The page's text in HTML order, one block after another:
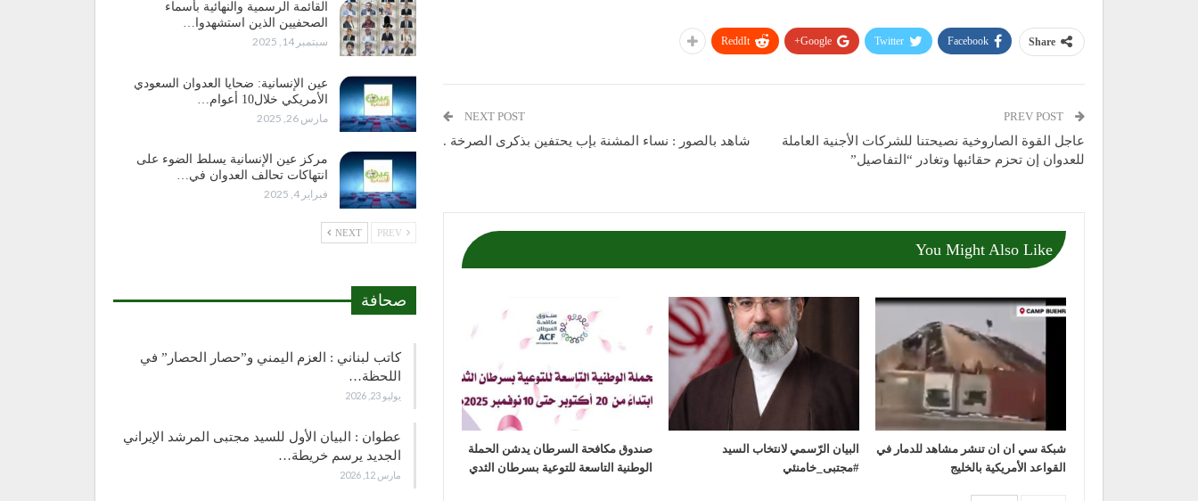
Share
Facebook
Twitter
Google+
ReddIt
عاجل القوة الصاروخية نصيحتنا للشركات الأجنية العاملة
للعدوان إن تحزم حقائبها وتغادر “التفاصيل”
NEXT POST
شاهد بالصور : نساء المشنة بإب يحتفين بذكرى الصرخة .
You Might Also Like
شبكة سي ان ان تنشر مشاهد للدمار في
القواعد الأمريكية بالخليج
‏البيان الرّسمي لانتخاب السيد
‎#مجتبى_خامنئي
صندوق مكافحة السرطان يدشن الحملة
الوطنية التاسعة للتوعية بسرطان الثدي
القائمة الرسمية والنهائية بأسماء
الصحفيين الذين استشهدوا…
سبتمبر 14, 2025
عين الإنسانية: ضحايا العدوان السعودي
الأمريكي خلال10 أعوام…
مارس 26, 2025
مركز عين الإنسانية يسلط الضوء على
انتهاكات تحالف العدوان في…
فبراير 4, 2025
NEXT
صحافة
كاتب لبناني : العزم اليمني و”حصار الحصار” في
اللحظة…
يوليو 23, 2026
عطوان : البيان الأول للسيد مجتبى المرشد الإيراني
الجديد يرسم خريطة…
مارس 12, 2026